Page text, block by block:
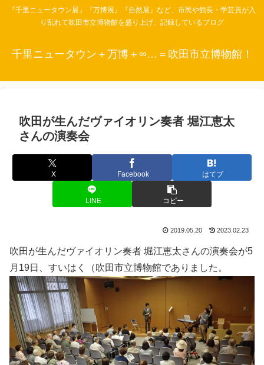
『千里ニュータウン展』『万博展』『自然展』など、市民や館長・学芸員が入
り乱れて吹田市立博物館を盛り上げ、記録しているブログ
千里ニュータウン＋万博＋∞…＝吹田市立博物館！
吹田が生んだヴァイオリン奏者 堀江恵太
さんの演奏会
X Facebook はてブ
LINE コピー
2019.05.20 2023.02.23
吹田が生んだヴァイオリン奏者 堀江恵太さんの演奏会が5
月19日、すいはく（吹田市立博物館でありました。